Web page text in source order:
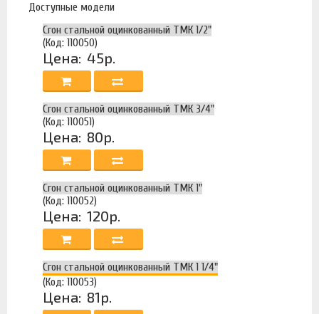
Доступные модели
Сгон стальной оцинкованный ТМК 1/2"
(Код: 110050)
Цена: 45р.
Сгон стальной оцинкованный ТМК 3/4"
(Код: 110051)
Цена: 80р.
Сгон стальной оцинкованный ТМК 1"
(Код: 110052)
Цена: 120р.
Сгон стальной оцинкованный ТМК 1 1/4"
(Код: 110053)
Цена: 81р.